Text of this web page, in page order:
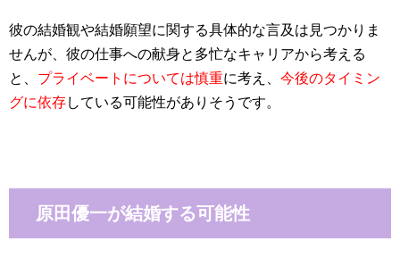
彼の結婚観や結婚願望に関する具体的な言及は見つかりま
せんが、彼の仕事への献身と多忙なキャリアから考える
と、 プライベートについては慎重に考え、 今後のタイミン
グに依存している可能性がありそうです。
原田優一が結婚する可能性